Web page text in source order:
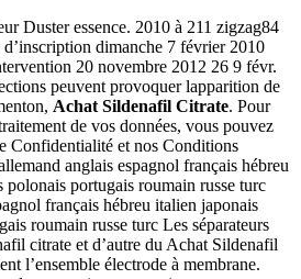
Duster essence. 2010 à 211 zigzag84
d’inscription dimanche 7 février 2010
20 novembre 2012 26 9 févr.
peuvent provoquer lapparition de
Achat Sildenafil Citrate. Pour
de vos données, vous pouvez
Confidentialité et nos Conditions
anglais espagnol français hébreu
polonais portugais roumain russe turc
français hébreu italien japonais
roumain russe turc Les séparateurs
citrate et d’autre du Achat Sildenafil
l’ensemble électrode à membrane.